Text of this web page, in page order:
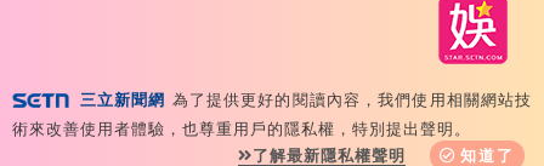
Copyright ©2026 Sanlih E-Television All Rights
Reserved 版權所有 盜用必究 台北市內湖區舊宗路一段159
三立新聞網 為了提供更好的閱讀內容，我們使用相關網站技
術來改善使用者體驗，也尊重用戶的隱私權，特別提出聲明。
了解最新隱私權聲明
知道了